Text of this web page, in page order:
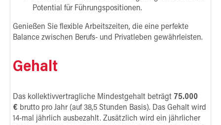
Potential für Führungspositionen.
Genießen Sie flexible Arbeitszeiten, die eine perfekte
Balance zwischen Berufs- und Privatleben gewährleisten.
Gehalt
Das kollektivvertragliche Mindestgehalt beträgt 75.000
€ brutto pro Jahr (auf 38,5 Stunden Basis). Das Gehalt wird
14-mal jährlich ausbezahlt. Zusätzlich wird ein jährlicher